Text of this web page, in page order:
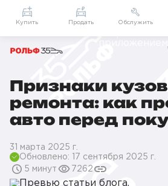
Приложение
Мой РОЛЬФ
Главная
БлогПроверка кузова перед
Признаки
ремонта: как
авто перед
31 марта 2025 г.
Обновлено: 17 сентября 2025 г.
5 минут
7262
Купить Продать Обслужить